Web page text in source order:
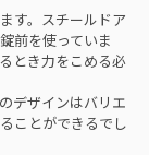
す。スチールドア
前を使っていま
とき力をこめる必
デザインはバリエ
ことができるでし